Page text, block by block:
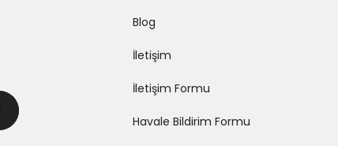
Blog
İletişim
İletişim Formu
Havale Bildirim Formu